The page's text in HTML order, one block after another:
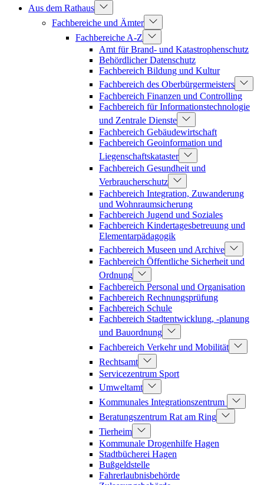
Aus dem Rathaus
Fachbereiche und Ämter
Fachbereiche A-Z
Amt für Brand- und Katastrophenschutz
Behördlicher Datenschutz
Fachbereich Bildung und Kultur
Fachbereich des Oberbürgermeisters
Fachbereich Finanzen und Controlling
Fachbereich für Informationstechnologie
und Zentrale Dienste
Fachbereich Gebäudewirtschaft
Fachbereich Geoinformation und
Liegenschaftskataster
Fachbereich Gesundheit und
Verbraucherschutz
Fachbereich Integration, Zuwanderung
und Wohnraumsicherung
Fachbereich Jugend und Soziales
Fachbereich Kindertagesbetreuung und
Elementarpädagogik
Fachbereich Museen und Archive
Fachbereich Öffentliche Sicherheit und
Ordnung
Fachbereich Personal und Organisation
Fachbereich Rechnungsprüfung
Fachbereich Schule
Fachbereich Stadtentwicklung, -planung
und Bauordnung
Fachbereich Verkehr und Mobilität
Rechtsamt
Servicezentrum Sport
Umweltamt
Kommunales Integrationszentrum
Beratungszentrum Rat am Ring
Tierheim
Kommunale Drogenhilfe Hagen
Stadtbücherei Hagen
Bußgeldstelle
Fahrerlaubnisbehörde